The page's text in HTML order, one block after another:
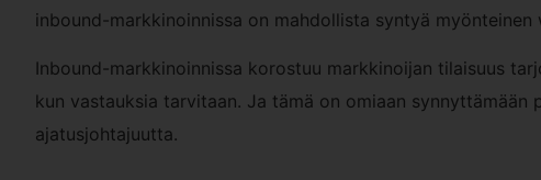
inbound-markkinoinnissa on mahdollista syntyä myönteinen
Inbound-markkinoinnissa korostuu markkinoijan tilaisuus
kun vastauksia tarvitaan. Ja tämä on omiaan
ajatusjohtajuutta.